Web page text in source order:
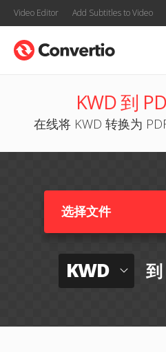
Video Editor Add Subtitles to Video
KWD 到
在线将 KWD 转换为
选择文件
KWD 到